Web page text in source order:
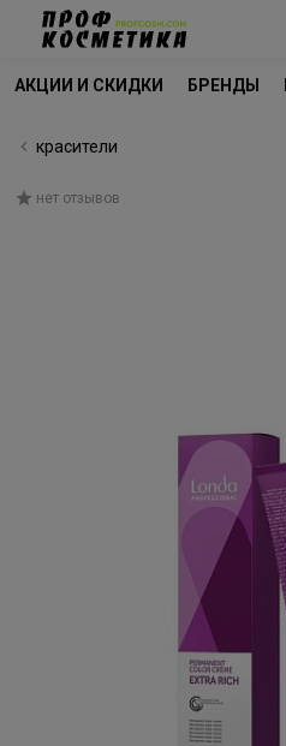
АКЦИИ И СКИДКИ БРЕНДЫ
красители
нет отзывов